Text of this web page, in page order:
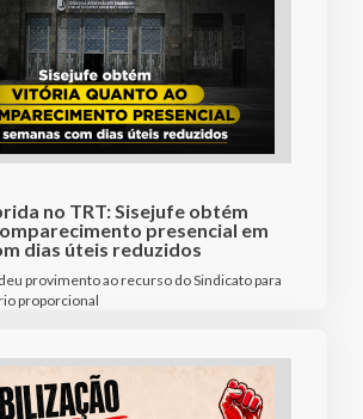
no TRT: Sisejufe obtém
presencial em
dias úteis reduzidos
provimento ao recurso do Sindicato para
proporcional